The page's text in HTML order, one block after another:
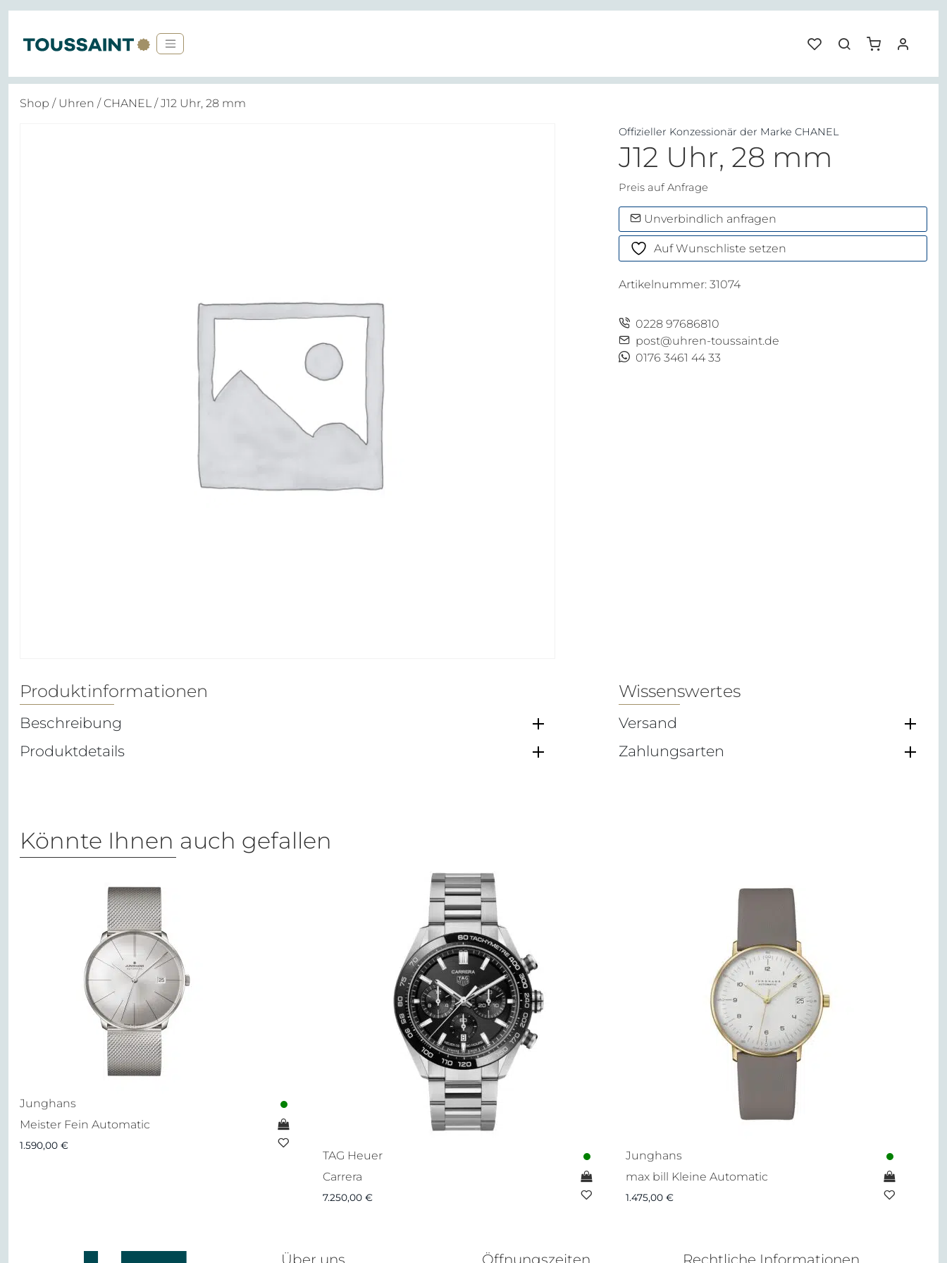
Shop / Uhren / CHANEL/ J12 Uhr, 28 mm
Offizieller Konzessionär der Marke CHANEL
J12 Uhr, 28 mm
Preis auf Anfrage
Unverbindlich anfragen
Auf Wunschliste setzen
Artikelnummer:31074
0228 97686810
post@uhren-toussaint.de
0176 3461 44 33
Produktinformationen
Beschreibung
Produktdetails
Wissenswertes
Versand
Zahlungsarten
Könnte Ihnen auch gefallen
Junghans
Meister Fein Automatic
1.590,00 €
TAG Heuer
Carrera
7.250,00 €
Junghans
max bill Kleine Automatic
1.475,00 €
Über uns Öffnungszeiten Rechtliche Informationen